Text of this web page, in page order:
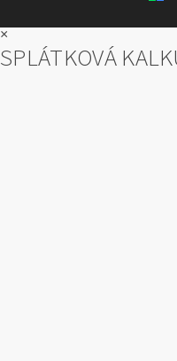
×
SPLÁTKOVÁ